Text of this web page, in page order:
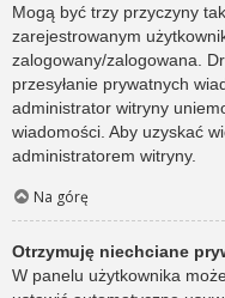
Mogą być trzy przyczyny
zarejestrowanym
zalogowany/zalogowana.
przesyłanie prywatnych
administrator witryny
wiadomości. Aby uzyskać
administratorem witryny.
Na górę
Otrzymuję niechciane
W panelu użytkownika